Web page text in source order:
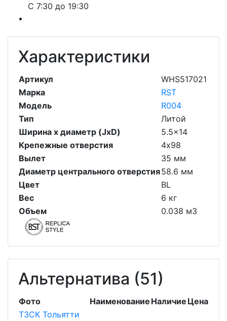
С 7:30 до 19:30
Характеристики
Артикул
WHS517021
Марка
RST
Модель
R004
Тип
Литой
Ширина х диаметр (JxD)
5.5x14
Крепежные отверстия
4х98
Вылет
35 мм
Диаметр центрального отверстия58.6 мм
Цвет
BL
Вес
6 кг
Объем
0.038 м3
Альтернатива (51)
Фото Наименование Наличие Цена
ТЗСК Тольятти